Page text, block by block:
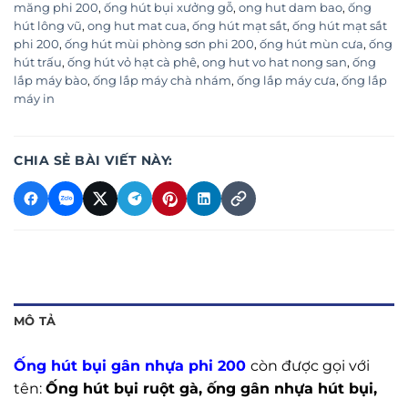
măng phi 200, ống hút bụi xưởng gỗ, ong hut dam bao, ống
hút lông vũ, ong hut mat cua, ống hút mạt sắt, ống hút mạt sắt
phi 200, ống hút mùi phòng sơn phi 200, ống hút mùn cưa, ống
hút trấu, ống hút vỏ hạt cà phê, ong hut vo hat nong san, ống
lắp máy bào, ống lắp máy chà nhám, ống lắp máy cưa, ống lắp
máy in
CHIA SẺ BÀI VIẾT NÀY:
MÔ TẢ
Ống hút bụi gân nhựa phi 200 còn được gọi với
tên: Ống hút bụi ruột gà, ống gân nhựa hút bụi,